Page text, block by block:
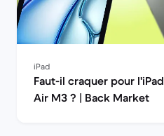
iPad
Faut-il craquer pour l'iPad
Air M3 ? | Back Market